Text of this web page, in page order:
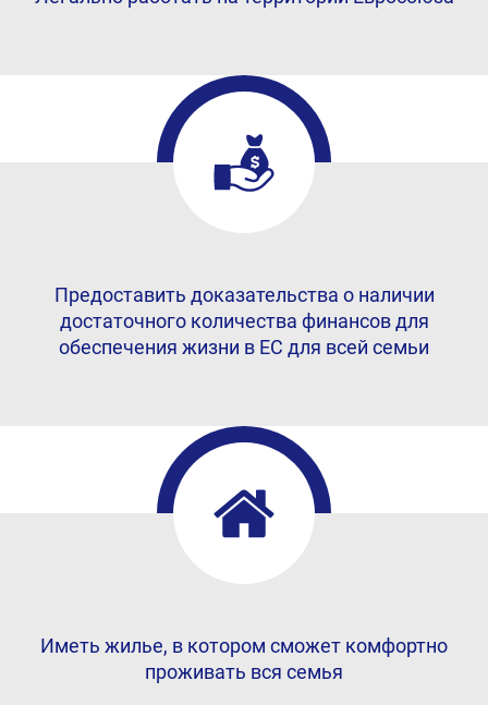
Предоставить доказательства о наличии
достаточного количества финансов для
обеспечения жизни в ЕС для всей семьи
Иметь жилье, в котором сможет комфортно
проживать вся семья